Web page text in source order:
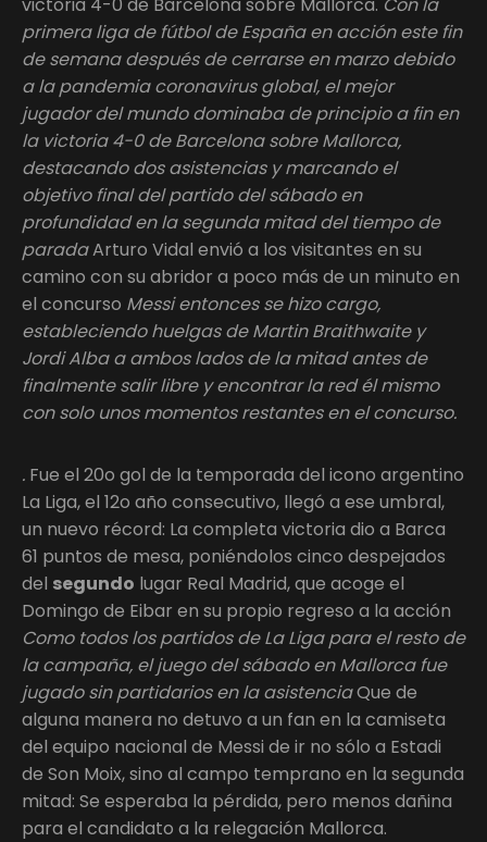
primera liga de fútbol de España en acción este fin
de semana después de cerrarse en marzo debido
a la pandemia coronavirus global, el mejor
jugador del mundo dominaba de principio a fin en
la victoria 4-0 de Barcelona sobre Mallorca,
destacando dos asistencias y marcando el
objetivo final del partido del sábado en
profundidad en la segunda mitad del tiempo de
paradaArturo Vidal envió a los visitantes en su
camino con su abridor a poco más de un minuto en
el concurso Messi entonces se hizo cargo,
estableciendo huelgas de Martin Braithwaite y
Jordi Alba a ambos lados de la mitad antes de
finalmente salir libre y encontrar la red él mismo
con solo unos momentos restantes en el concurso.
. Fue el 20o gol de la temporada del icono argentino
La Liga, el 12o año consecutivo, llegó a ese umbral,
un nuevo récord: La completa victoria dio a Barca
61 puntos de mesa, poniéndolos cinco despejados
del segundo lugar Real Madrid, que acoge el
Domingo de Eibar en su propio regreso a la acción
Como todos los partidos de La Liga para el resto de
la campaña, el juego del sábado en Mallorca fue
jugado sin partidarios en la asistenciaQue de
alguna manera no detuvo a un fan en la camiseta
del equipo nacional de Messi de ir no sólo a Estadi
de Son Moix, sino al campo temprano en la segunda
mitad: Se esperaba la pérdida, pero menos dañina
para el candidato a la relegación Mallorca.